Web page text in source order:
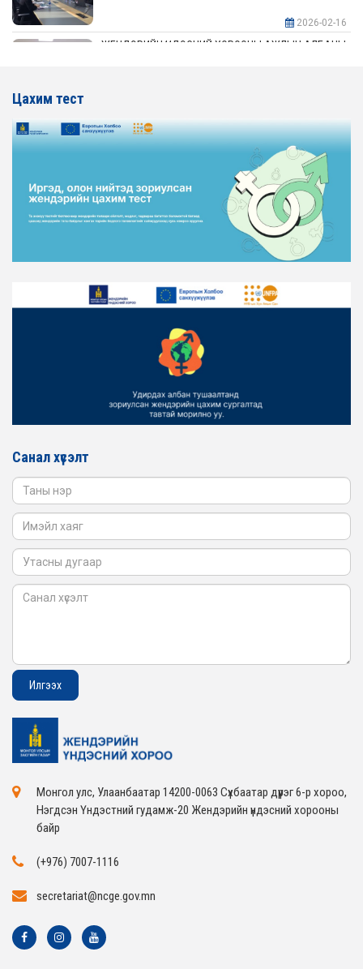
2026-02-16
ЖЕНДЭРИЙН ҮНДЭСНИЙ ХОРООНЫ АЖЛЫН АЛБАНЫ
ЖЕНДЭРИЙН ҮНДЭСНИЙ ХОРООНЫ АЖЛЫН АЛБАНЫ
ТӨЛӨӨЛӨЛ ХОТ БАЙГУУЛАЛТ, БАРИЛГА, ОРОН
СУУЦЖУУЛАЛТЫН ЯАМАНД АЖИЛЛАВ
2026-02-16
ЖЕНДЭРИЙН ЭРХ ТЭГШ БАЙДЛЫГ ХАНГАХ ҮЙЛ
АЖИЛЛАГААГ ЭРЧИМЖҮҮЛЭХ САРЫН ХУВААРЬТАЙ
2026-02-16
ТӨЛӨӨЛӨЛ ЗАМ ТЭЭВРИЙН ЯАМАНД АЖИЛЛАВ
ЖЕНДЭРИЙН ҮНДЭСНИЙ ХОРООНЫ АЖЛЫН АЛБАНЫ
ТӨЛӨӨЛӨЛ БАТЛАН ХАМГААЛАХ ЯАМАНД
Цахим тест
Санал хүсэлт
Монгол улс, Улаанбаатар 14200-0063 Сүхбаатар дүүрэг 6-р хороо,
Нэгдсэн Үндэстний гудамж-20 Жендэрийн үндэсний хорооны
байр
(+976) 7007-1116
secretariat@ncge.gov.mn